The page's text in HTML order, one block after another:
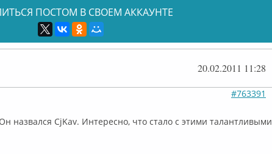
ПОСТОМ В СВОЕМ АККАУНТЕ
20.02.2011 11:28
#763391
назвался CjKav. Интересно, что стало с этими талантливыми